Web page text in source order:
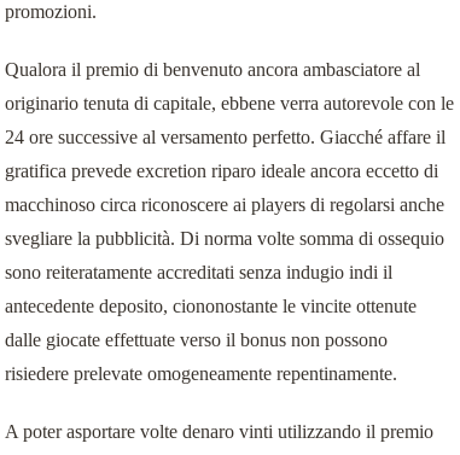
promozioni.
Qualora il premio di benvenuto ancora ambasciatore al
originario tenuta di capitale, ebbene verra autorevole con le
24 ore successive al versamento perfetto. Giacché affare il
gratifica prevede excretion riparo ideale ancora eccetto di
macchinoso circa riconoscere ai players di regolarsi anche
svegliare la pubblicità. Di norma volte somma di ossequio
sono reiteratamente accreditati senza indugio indi il
antecedente deposito, ciononostante le vincite ottenute
dalle giocate effettuate verso il bonus non possono
risiedere prelevate omogeneamente repentinamente.
A poter asportare volte denaro vinti utilizzando il premio